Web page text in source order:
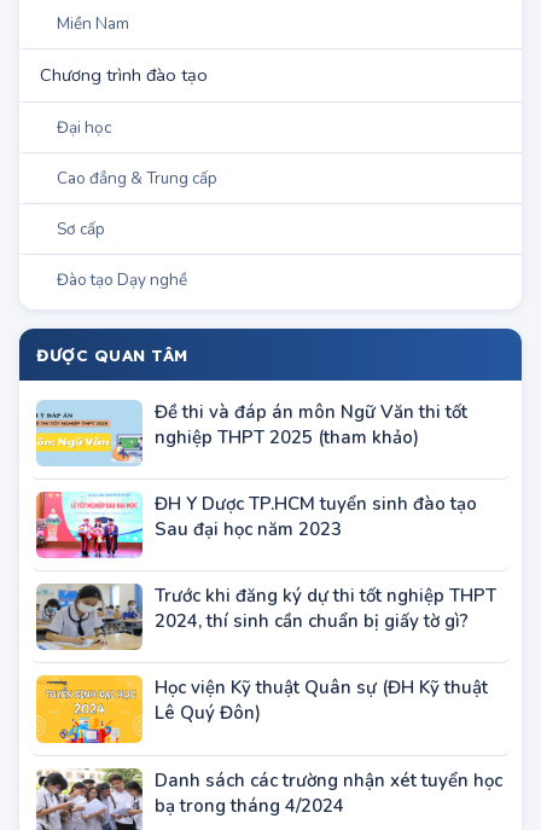
Miền Trung
Miền Nam
Chương trình đào tạo
Đại học
Cao đẳng & Trung cấp
Sơ cấp
Đào tạo Dạy nghề
ĐƯỢC QUAN TÂM
nghiệp THPT 2025 (tham khảo)
Sau đại học năm 2023
2024, thí sinh cần chuẩn bị giấy tờ gì?
Lê Quý Đôn)